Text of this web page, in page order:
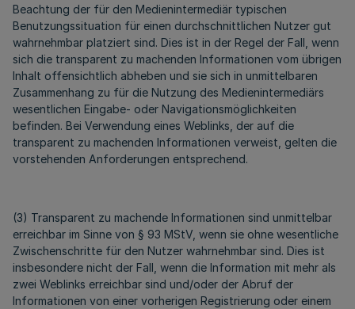
Beachtung der für den Medienintermediär typischen
Benutzungssituation für einen durchschnittlichen Nutzer gut
wahrnehmbar platziert sind. Dies ist in der Regel der Fall, wenn
sich die transparent zu machenden Informationen vom übrigen
Inhalt offensichtlich abheben und sie sich in unmittelbaren
Zusammenhang zu für die Nutzung des Medienintermediärs
wesentlichen Eingabe- oder Navigationsmöglichkeiten
befinden. Bei Verwendung eines Weblinks, der auf die
transparent zu machenden Informationen verweist, gelten die
vorstehenden Anforderungen entsprechend.
(3) Transparent zu machende Informationen sind unmittelbar
erreichbar im Sinne von § 93 MStV, wenn sie ohne wesentliche
Zwischenschritte für den Nutzer wahrnehmbar sind. Dies ist
insbesondere nicht der Fall, wenn die Information mit mehr als
zwei Weblinks erreichbar sind und/oder der Abruf der
Informationen von einer vorherigen Registrierung oder einem